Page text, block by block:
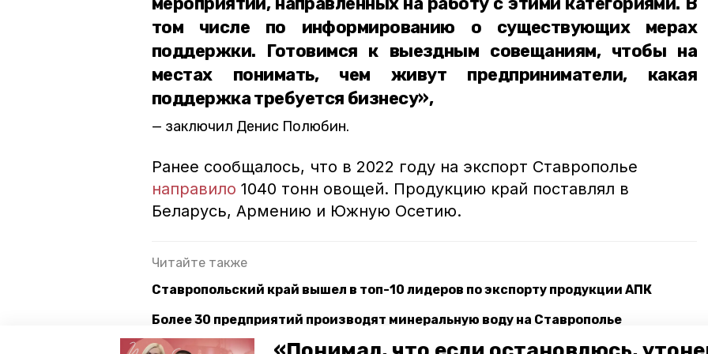
том числе по информированию о существующих мерах
поддержки. Готовимся к выездным совещаниям, чтобы на
местах понимать, чем живут предприниматели, какая
поддержка требуется бизнесу»,
заключил Денис Полюбин.
Ранее сообщалось, что в 2022 году на экспорт Ставрополье
направило 1040 тонн овощей. Продукцию край поставлял в
Беларусь, Армению и Южную Осетию.
Читайте также
Ставропольский край вышел в топ-10 лидеров по экспорту продукции АПК
Более 30 предприятий производят минеральную воду на Ставрополье
Экспорт ставропольской продукции планируется увеличить в 2 раза